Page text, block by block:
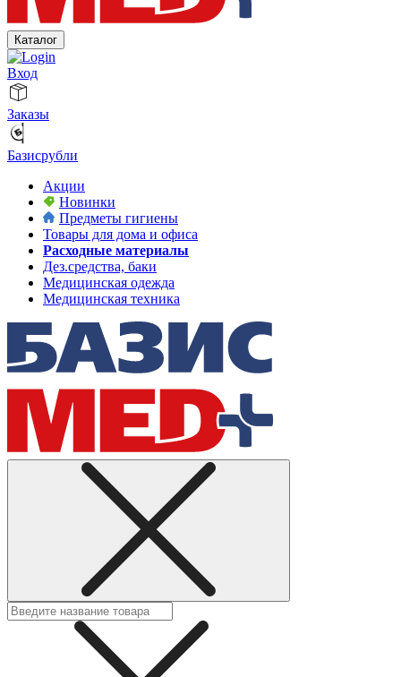
Каталог
Вход
Заказы
Базисрубли
Акции
Новинки
Предметы гигиены
Товары для дома и офиса
Расходные материалы
Дез.средства, баки
Медицинская одежда
Медицинская техника